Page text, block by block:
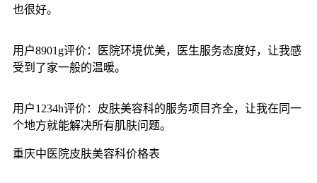
也很好。
用户8901g评价：医院环境优美，医生服务态度好，让我感
受到了家一般的温暖。
用户1234h评价：皮肤美容科的服务项目齐全，让我在同一
个地方就能解决所有肌肤问题。
重庆中医院皮肤美容科价格表